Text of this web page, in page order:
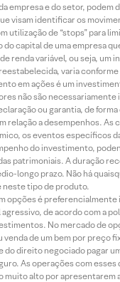
empresa e do setor, podem
visam identificar os
utilização de “stops” para
do capital de uma empresa
renda variável, ou seja, um
varia
em ações é um
não são
ou garantia, de
relação a desempenhos. As
os eventos específicos
do investimento,
patrimoniais. A duração
longo prazo. Não há
tipo de produto.
opções é preferencialmente
de acordo com a
No mercado de
de um bem por preço
do direito negociado pagar
As operações com esses
muito alto por apresentarem